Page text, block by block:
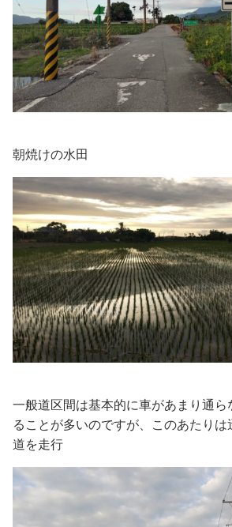
朝焼けの水田
一般道区間は基本的に車があまり通ら
ることが多いのですが、このあたりは
道を走行